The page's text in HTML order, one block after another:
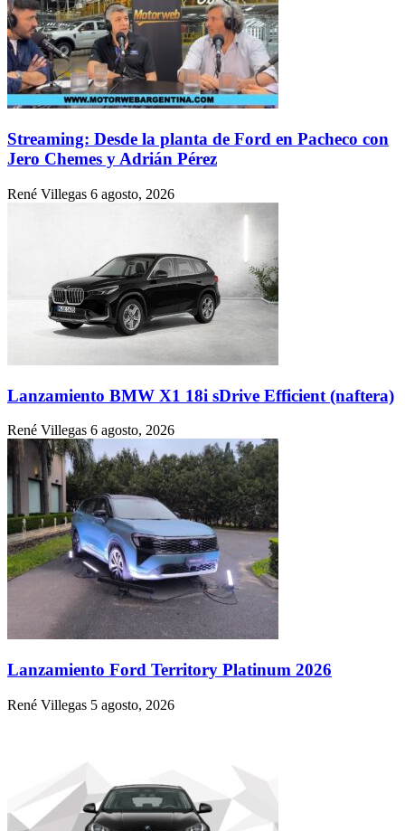
Streaming: Desde la planta de Ford en Pacheco con
Jero Chemes y Adrián Pérez
René Villegas 6 agosto, 2026
Lanzamiento BMW X1 18i sDrive Efficient (naftera)
René Villegas 6 agosto, 2026
Lanzamiento Ford Territory Platinum 2026
René Villegas 5 agosto, 2026